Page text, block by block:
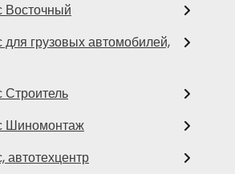
Восточный
для грузовых автомобилей,
Строитель
Шиномонтаж
автотехцентр